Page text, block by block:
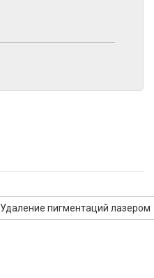
Удаление пигментаций лазером